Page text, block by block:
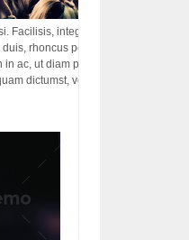
Facilisis, integer! Risus augue! Non
rhoncus porttitor ac vut rhoncus
in ac, ut diam porttitor odio nunc
dictumst, vel amet tincidunt